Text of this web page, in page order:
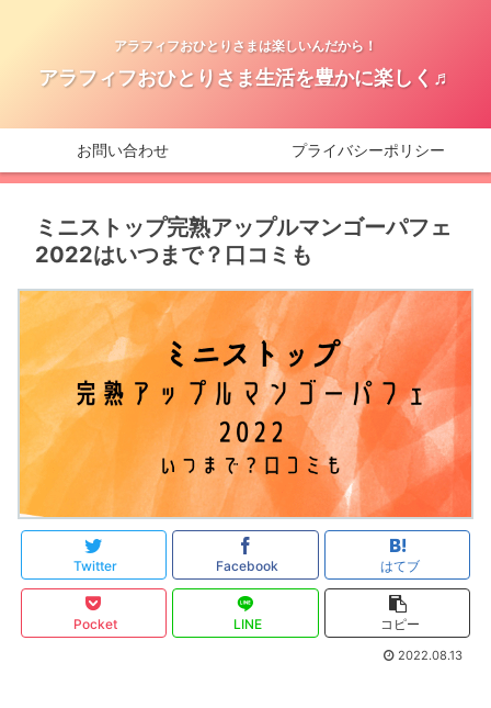
アラフィフおひとりさまは楽しいんだから！
アラフィフおひとりさま生活を豊かに楽しく♬
お問い合わせ プライバシーポリシー
ミニストップ完熟アップルマンゴーパフェ
2022はいつまで？口コミも
Twitter Facebook はてブ
Pocket LINE コピー
2022.08.13